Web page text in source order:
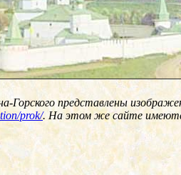
представлены
prok/. На этом же сайте